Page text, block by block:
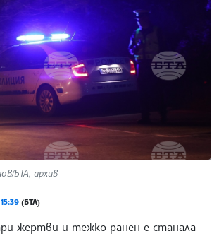
БТА, архив
(БТА)
жертви и тежко ранен е станала